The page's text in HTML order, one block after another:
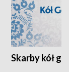
Skarby kół